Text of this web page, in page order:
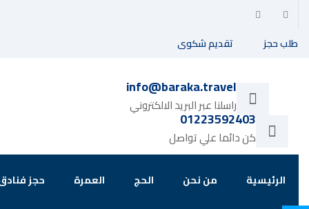
طلب حجز تقديم شكوى
info@baraka.travel
راسلنا عبر البريد الالكتروني
01223592403
كن دائما علي تواصل
الرئيسية من نحن الحج العمرة حجز